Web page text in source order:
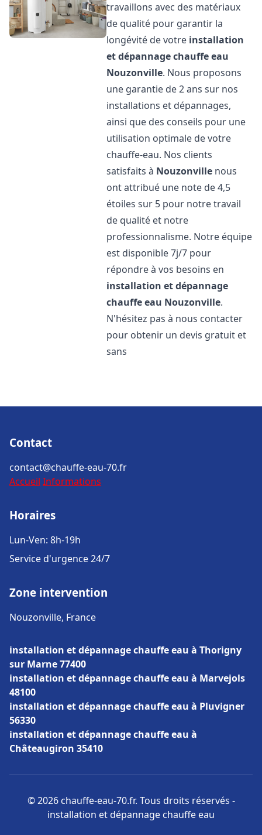
travaillons avec des matériaux
de qualité pour garantir la
longévité de votre installation
et dépannage chauffe eau
Nouzonville. Nous proposons
une garantie de 2 ans sur nos
installations et dépannages,
ainsi que des conseils pour une
utilisation optimale de votre
chauffe-eau. Nos clients
satisfaits à Nouzonville nous
ont attribué une note de 4,5
étoiles sur 5 pour notre travail
de qualité et notre
professionnalisme. Notre équipe
est disponible 7j/7 pour
répondre à vos besoins en
installation et dépannage
chauffe eau Nouzonville.
N'hésitez pas à nous contacter
pour obtenir un devis gratuit et
sans
Contact
contact@chauffe-eau-70.fr
Accueil Informations
Horaires
Lun-Ven: 8h-19h
Service d'urgence 24/7
Zone intervention
Nouzonville, France
installation et dépannage chauffe eau à Thorigny
sur Marne 77400
installation et dépannage chauffe eau à Marvejols
48100
installation et dépannage chauffe eau à Pluvigner
56330
installation et dépannage chauffe eau à
Châteaugiron 35410
© 2026 chauffe-eau-70.fr. Tous droits réservés -
installation et dépannage chauffe eau